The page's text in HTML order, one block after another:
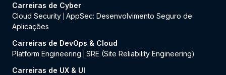
Carreiras de Cyber
Cloud Security AppSec: Desenvolvimento Seguro de
Aplicações
Carreiras de DevOps & Cloud
Platform Engineering
SRE (Site Reliability Engineering)
Carreiras de UX & UI